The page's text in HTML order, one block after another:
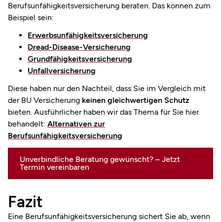
Berufsunfähigkeitsversicherung beraten. Das können zum
Beispiel sein:
Erwerbsunfähigkeitsversicherung
Dread-Disease-Versicherung
Grundfähigkeitsversicherung
Unfallversicherung
Diese haben nur den Nachteil, dass Sie im Vergleich mit
der BU Versicherung keinen gleichwertigen Schutz
bieten. Ausführlicher haben wir das Thema für Sie hier
behandelt: Alternativen zur
Berufsunfähigkeitsversicherung
Unverbindliche Beratung gewünscht? – Jetzt
Termin vereinbaren
Fazit
Eine Berufsunfähigkeitsversicherung sichert Sie ab, wenn